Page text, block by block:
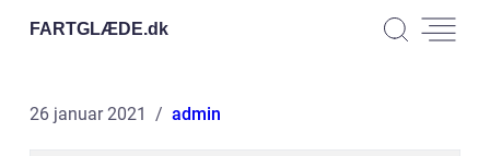
FARTGLÆDE.dk
26 januar 2021 admin